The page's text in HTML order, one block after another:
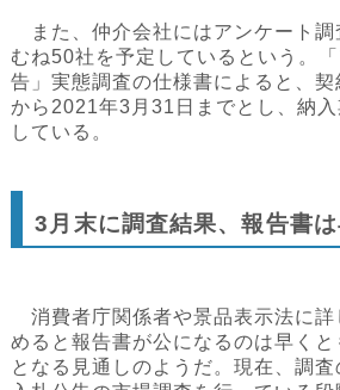
また、仲介会社にはアンケート調
むね50社を予定しているという。
告」実態調査の仕様書によると、契
から2021年3月31日までとし、納
している。
3月末に調査結果、報告書
消費者庁関係者や景品表示法に詳
めると報告書が公になるのは早く
となる見通しのようだ。現在、調